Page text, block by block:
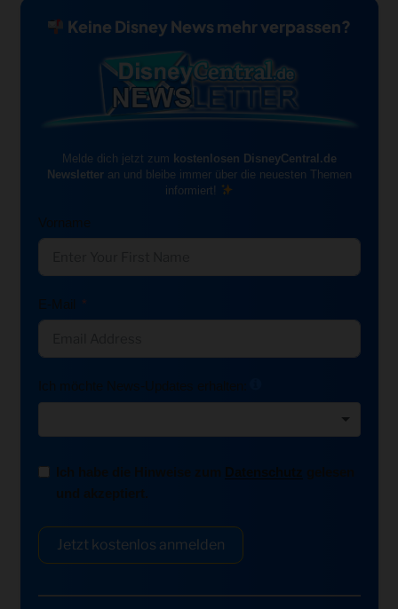
Keine Disney News mehr verpassen?
Melde dich jetzt zum kostenlosen DisneyCentral.de
Newsletteran und bleibe immer über die neuesten Themen
informiert!
Vorname
E-Mail
Ich möchte News-Updates erhalten:
Ich habe die Hinweise zum Datenschutz
und akzeptiert.
Jetzt kostenlos anmelden